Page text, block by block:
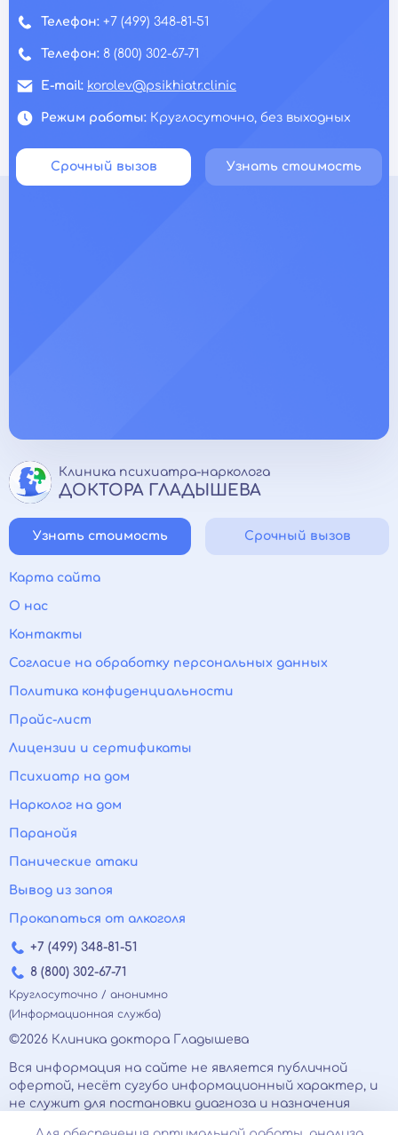
Телефон: +7 (499) 348-81-51
Телефон: 8 (800) 302-67-71
E-mail: korolev@psikhiatr.clinic
Режим работы: Круглосуточно, без выходных
Срочный вызов Узнать стоимость
Клиника психиатра-нарколога
ДОКТОРА ГЛАДЫШЕВА
Узнать стоимость Срочный вызов
Карта сайта
О нас
Контакты
Согласие на обработку персональных данных
Политика конфиденциальности
Прайс-лист
Лицензии и сертификаты
Психиатр на дом
Нарколог на дом
Паранойя
Панические атаки
Вывод из запоя
Прокапаться от алкоголя
+7 (499) 348-81-51
8 (800) 302-67-71
Круглосуточно / анонимно
(Информационная служба)
©2026 Клиника доктора Гладышева
Вся информация на сайте не является публичной
офертой, несёт сугубо информационный характер, и
не служит для постановки диагноза и назначения